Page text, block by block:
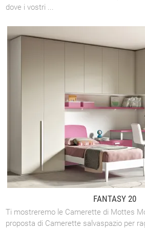
dove i vostri ...
FANTASY 20
Ti mostreremo le Camerette di Mottes
proposta di Camerette salvaspazio per